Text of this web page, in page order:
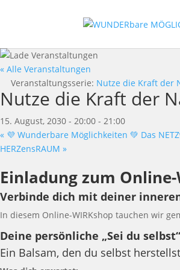
« Alle Veranstaltungen
Veranstaltungsserie: Nutze die Kraft der
Nutze die Kraft der
15. August, 2030 - 20:00 - 21:00
« 💜 Wunderbare Möglichkeiten 💚 Das
HERZensRAUM »
Einladung zum Online-
Verbinde dich mit deiner
In diesem Online-WIRKshop tauchen wir
Deine persönliche „Sei du
Ein Balsam, den du selbst